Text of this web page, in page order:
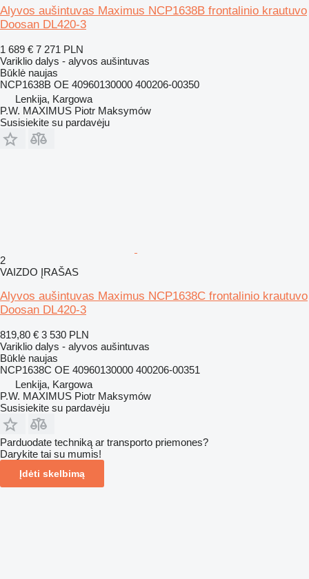
Alyvos aušintuvas Maximus NCP1638B frontalinio krautuvo
Doosan DL420-3
1 689 € 7 271 PLN
Variklio dalys - alyvos aušintuvas
Būklė naujas
NCP1638B OE 40960130000 400206-00350
Lenkija, Kargowa
P.W. MAXIMUS Piotr Maksymów
Susisiekite su pardavėju
2
VAIZDO ĮRAŠAS
Alyvos aušintuvas Maximus NCP1638C frontalinio krautuvo
Doosan DL420-3
819,80 € 3 530 PLN
Variklio dalys - alyvos aušintuvas
Būklė naujas
NCP1638C OE 40960130000 400206-00351
Lenkija, Kargowa
P.W. MAXIMUS Piotr Maksymów
Susisiekite su pardavėju
Parduodate techniką ar transporto priemones?
Darykite tai su mumis!
Įdėti skelbimą